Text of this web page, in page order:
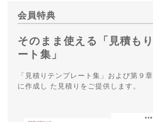
会員特典
そのまま使える「見積も
ート集」
「見積りテンプレート集」および第９
に作成し た見積りをご提供します。